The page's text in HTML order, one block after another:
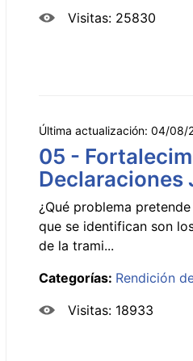
Visitas: 25830
Última actualización: 04/08/
05 -
Declaraciones
¿Qué problema
que se identifican son
de la trami...
Categorías: Rendición
Visitas: 18933